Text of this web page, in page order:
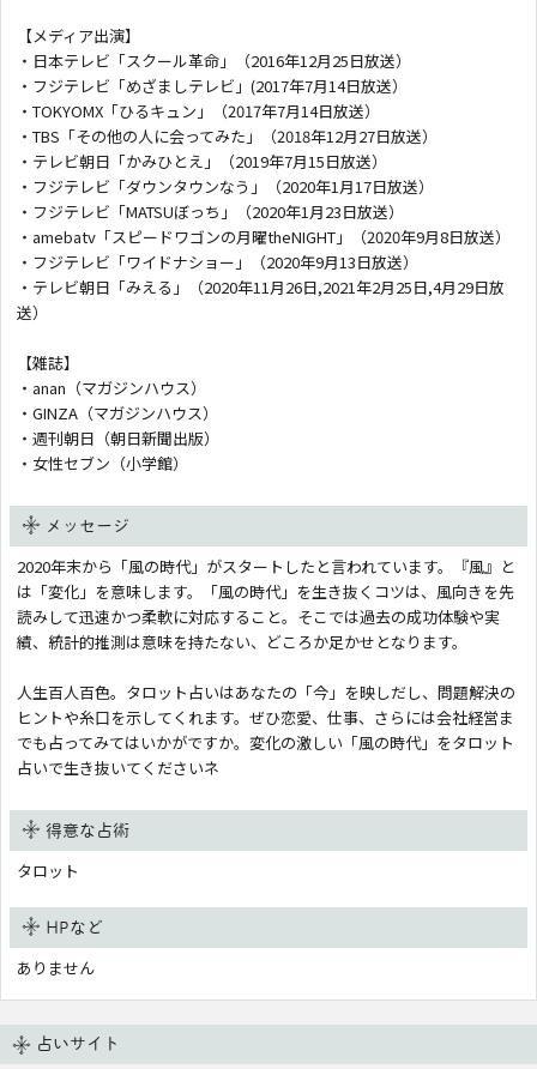
【メディア出演】
・日本テレビ「スクール革命」（2016年12月25日放送）
・フジテレビ「めざましテレビ」(2017年7月14日放送）
・TOKYOMX「ひるキュン」（2017年7月14日放送）
・TBS「その他の人に会ってみた」（2018年12月27日放送）
・テレビ朝日「かみひとえ」（2019年7月15日放送）
・フジテレビ「ダウンタウンなう」（2020年1月17日放送）
・フジテレビ「MATSUぼっち」（2020年1月23日放送）
・amebatv「スピードワゴンの月曜theNIGHT」（2020年9月8日放送）
・フジテレビ「ワイドナショー」（2020年9月13日放送）
・テレビ朝日「みえる」（2020年11月26日,2021年2月25日,4月29日放
送）
【雑誌】
・anan（マガジンハウス）
・GINZA（マガジンハウス）
・週刊朝日（朝日新聞出版）
・女性セブン（小学館）
メッセージ
2020年末から「風の時代」がスタートしたと言われています。『風』と
は「変化」を意味します。「風の時代」を生き抜くコツは、風向きを先
読みして迅速かつ柔軟に対応すること。そこでは過去の成功体験や実
績、統計的推測は意味を持たない、どころか足かせとなります。
人生百人百色。タロット占いはあなたの「今」を映しだし、問題解決の
ヒントや糸口を示してくれます。ぜひ恋愛、仕事、さらには会社経営ま
でも占ってみてはいかがですか。変化の激しい「風の時代」をタロット
占いで生き抜いてくださいネ
得意な占術
タロット
HPなど
ありません
占いサイト